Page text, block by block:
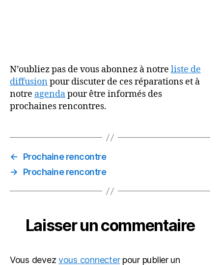
N’oubliez pas de vous abonnez à notre liste de
diffusionpour discuter de ces réparations et à
notre agendapour être informés des
prochaines rencontres.
←
Prochaine rencontre
→
Prochaine rencontre
Laisser un commentaire
Vous devezvous connecterpour publier un